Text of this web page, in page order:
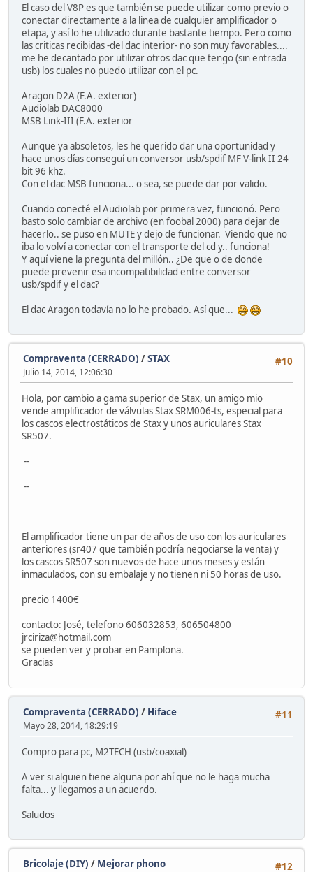
El caso del V8P es que también se puede utilizar como previo o
conectar directamente a la linea de cualquier amplificador o
etapa, y así lo he utilizado durante bastante tiempo. Pero como
las criticas recibidas -del dac interior- no son muy favorables....
me he decantado por utilizar otros dac que tengo (sin entrada
usb) los cuales no puedo utilizar con el pc.
Aragon D2A (F.A. exterior)
Audiolab DAC8000
MSB Link-III (F.A. exterior
Aunque ya absoletos, les he querido dar una oportunidad y
hace unos días conseguí un conversor usb/spdif MF V-link II 24
bit 96 khz.
Con el dac MSB funciona... o sea, se puede dar por valido.
Cuando conecté el Audiolab por primera vez, funcionó. Pero
basto solo cambiar de archivo (en foobal 2000) para dejar de
hacerlo.. se puso en MUTE y dejo de funcionar. Viendo que no
iba lo volví a conectar con el transporte del cd y.. funciona!
Y aquí viene la pregunta del millón.. ¿De que o de donde
puede prevenir esa incompatibilidad entre conversor
usb/spdif y el dac?
El dac Aragon todavía no lo he probado. Así que...
#10
Compraventa (CERRADO) /STAX
Julio 14, 2014, 12:06:30
Hola, por cambio a gama superior de Stax, un amigo mio
vende amplificador de válvulas Stax SRM006-ts, especial para
los cascos electrostáticos de Stax y unos auriculares Stax
SR507.
--
--
El amplificador tiene un par de años de uso con los auriculares
anteriores (sr407 que también podría negociarse la venta) y
los cascos SR507 son nuevos de hace unos meses y están
inmaculados, con su embalaje y no tienen ni 50 horas de uso.
precio 1400€
contacto: José, telefono606032853,606504800
jrciriza@hotmail.com
se pueden ver y probar en Pamplona.
Gracias
#11
Compraventa (CERRADO) / Hiface
Mayo 28, 2014, 18:29:19
Compro para pc, M2TECH (usb/coaxial)
A ver si alguien tiene alguna por ahí que no le haga mucha
falta... y llegamos a un acuerdo.
Saludos
#12
Bricolaje (DIY) / Mejorar phono